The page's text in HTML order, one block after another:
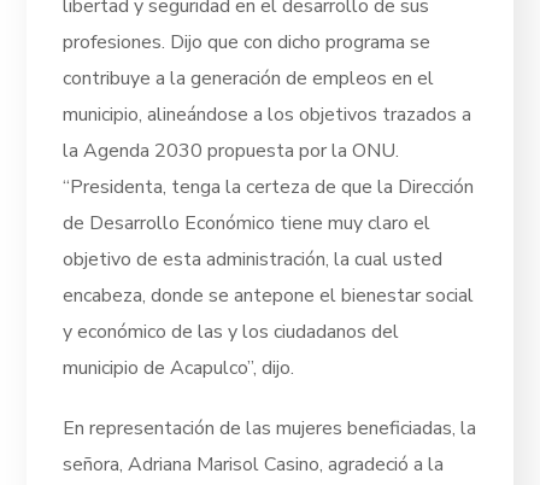
libertad y seguridad en el desarrollo de sus
profesiones. Dijo que con dicho programa se
contribuye a la generación de empleos en el
municipio, alineándose a los objetivos trazados a
la Agenda 2030 propuesta por la ONU.
“Presidenta, tenga la certeza de que la Dirección
de Desarrollo Económico tiene muy claro el
objetivo de esta administración, la cual usted
encabeza, donde se antepone el bienestar social
y económico de las y los ciudadanos del
municipio de Acapulco”, dijo.
En representación de las mujeres beneficiadas, la
señora, Adriana Marisol Casino, agradeció a la